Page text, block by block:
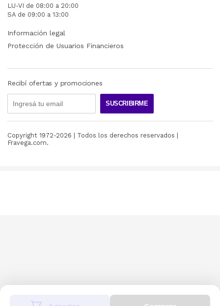
LU-VI de 08:00 a 20:00
SA de 09:00 a 13:00
Información legal
Protección de Usuarios Financieros
Recibí ofertas y promociones
SUSCRIBIRME
Copyright 1972-2026 | Todos los derechos reservados |
Fravega.com.